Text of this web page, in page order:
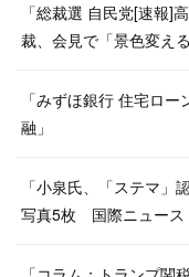
「総裁選 自民党[速報]
裁、会見で「景色変え
「みずほ銀行 住宅ロ
融」
「小泉氏、「ステマ
写真5枚 国際ニュース